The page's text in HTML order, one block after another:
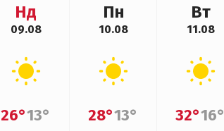
Нд
09.08
26°13°
Пн
10.08
28°13°
Вт
11.08
32°16°